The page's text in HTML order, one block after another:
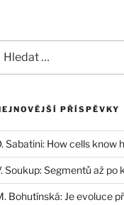
PŘÍSPĚVKY
Sabatini: How cells know
Soukup: Segmentů až po
Bohutínská: Je evoluce